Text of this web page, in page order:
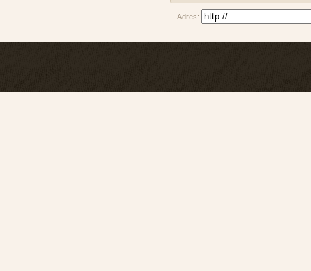
Adres: